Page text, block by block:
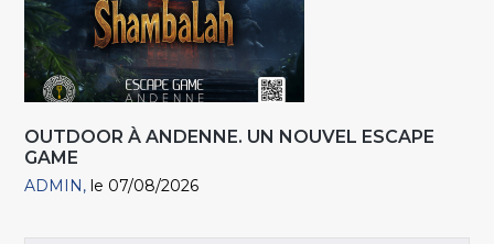
OUTDOOR À ANDENNE. UN NOUVEL ESCAPE
GAME
ADMIN le 07/08/2026